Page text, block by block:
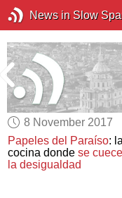
News in Slow
8 November 2017
Papeles del Paraíso:
cocina dondese cuece
la desigualdad